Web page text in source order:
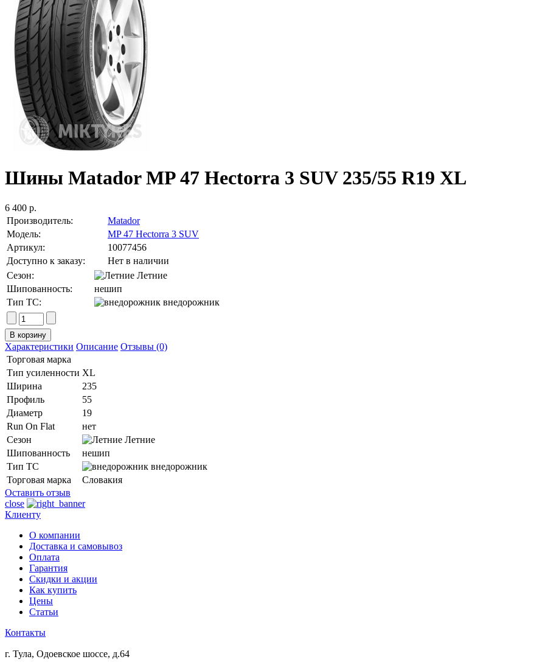
Шины Matador MP 47 Hectorra 3 SUV 235/55 R19 XL
6 400 р.
Производитель:
Matador
Модель:
MP 47 Hectorra 3 SUV
Артикул:
10077456
Доступно к заказу:
Нет в наличии
Сезон:
Летние
Шипованность:
нешип
Тип ТС:
внедорожник
Характеристики Описание Отзывы (0)
Торговая марка
Тип усиленности XL
Ширина
235
Профиль
55
Диаметр
19
Run On Flat
нет
Сезон
Летние
Шипованность
нешип
Тип ТС
внедорожник
Торговая марка
Словакия
Оставить отзыв
close
Клиенту
О компании
Доставка и самовывоз
Оплата
Гарантия
Скидки и акции
Как купить
Цены
Статьи
Контакты
г. Тула, Одоевское шоссе, д.64